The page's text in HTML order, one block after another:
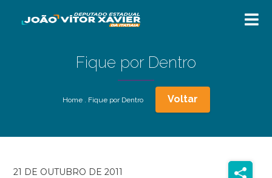
Fique por Dentro
Home. Fique por Dentro Voltar
21 DE OUTUBRO DE 2011